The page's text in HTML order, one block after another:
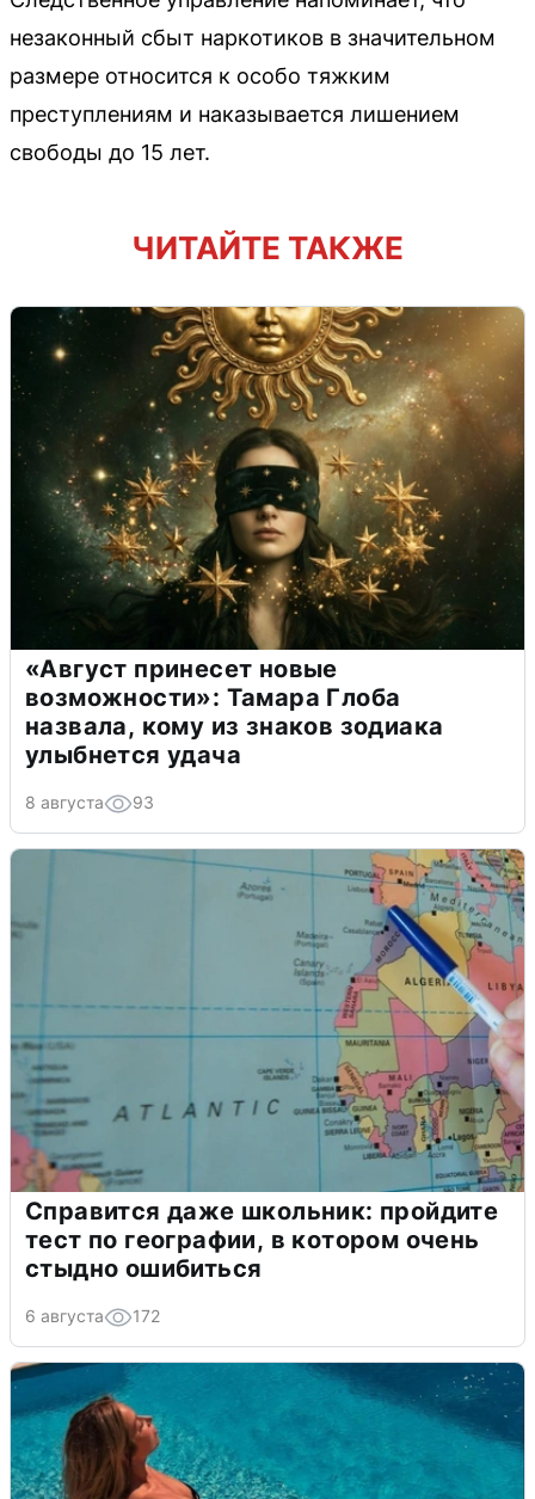
незаконный сбыт наркотиков в значительном
размере относится к особо тяжким
преступлениям и наказывается лишением
свободы до 15 лет.
ЧИТАЙТЕ ТАКЖЕ
«Август принесет новые
возможности»: Тамара Глоба
назвала, кому из знаков зодиака
улыбнется удача
8 августа 93
Справится даже школьник: пройдите
тест по географии, в котором очень
стыдно ошибиться
6 августа 172